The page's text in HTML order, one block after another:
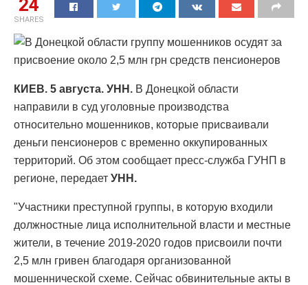
24
SHARES
КИЕВ. 5 августа. УНН. В Донецкой области
направили в суд уголовные производства
относительно мошенников, которые присваивали
деньги пенсионеров с временно оккупированных
территорий. Об этом сообщает пресс-служба ГУНП в
регионе, передает УНН.
"Участники преступной группы, в которую входили
должностные лица исполнительной власти и местные
жители, в течение 2019-2020 годов присвоили почти
2,5 млн гривен благодаря организованной
мошеннической схеме. Сейчас обвинительные акты в